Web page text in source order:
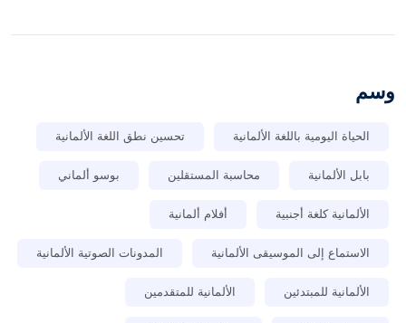
وسم
الحياة اليومية باللغة الألمانية تحسين نطق اللغة الألمانية
بابل الألمانية محاسبة المستقلين بوسو ألماني
الألمانية كلغة أجنبية أفلام ألمانية
الاستماع إلى الموسيقى الألمانية المدونات الصوتية الألمانية
الألمانية للمبتدئين الألمانية للمتقدمين